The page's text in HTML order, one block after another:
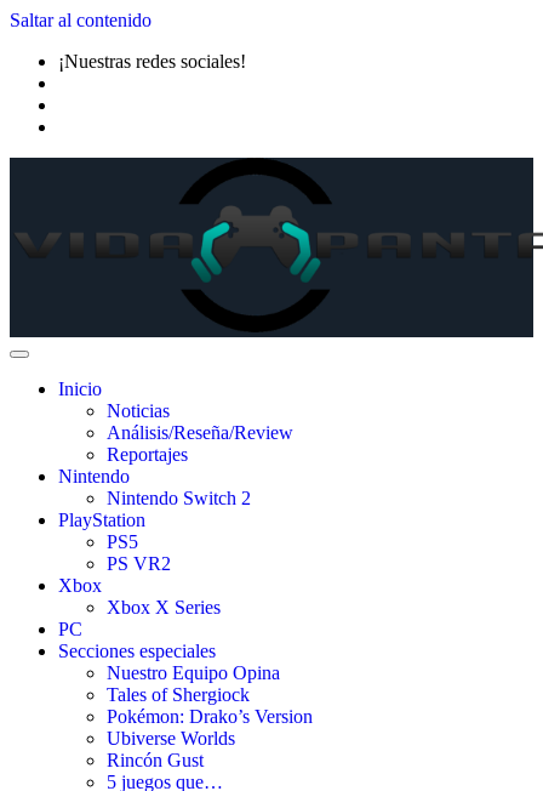
Saltar al contenido
¡Nuestras redes sociales!
Inicio
Noticias
Análisis/Reseña/Review
Reportajes
Nintendo
Nintendo Switch 2
PlayStation
PS5
PS VR2
Xbox
Xbox X Series
PC
Secciones especiales
Nuestro Equipo Opina
Tales of Shergiock
Pokémon: Drako’s Version
Ubiverse Worlds
Rincón Gust
5 juegos que…